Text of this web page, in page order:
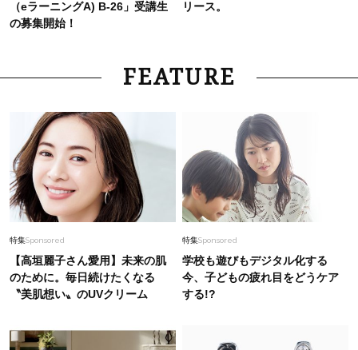
（eラーニングA) B-26」受講生
の募集開始！
リース。
FEATURE
特集Sponsored
【高垣麗子さん愛用】未来の肌
のために。毎日続けたくなる
〝美肌想い〟のUVクリーム
特集Sponsored
学校も遊びもデジタル化する
今、子どもの疲れ目をどうケア
する!?